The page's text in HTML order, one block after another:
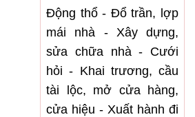
Động thổ - Đổ trần, lợp
mái nhà - Xây dựng,
sửa chữa nhà - Cưới
hỏi - Khai trương, cầu
tài lộc, mở cửa hàng,
cửa hiệu - Xuất hành đi